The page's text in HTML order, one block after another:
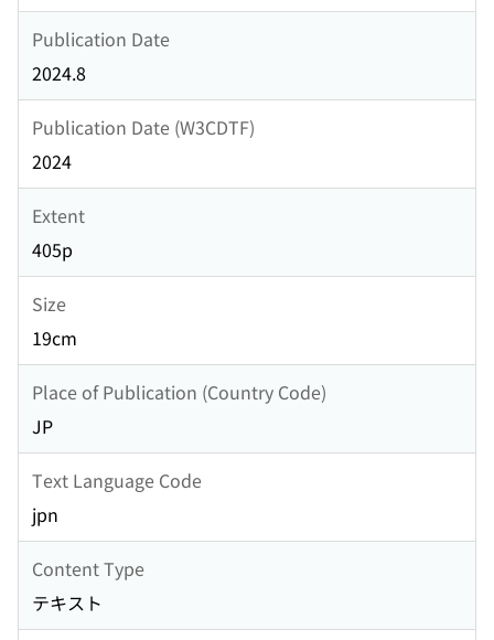
Publication Date
2024.8
Publication Date (W3CDTF)
2024
Extent
405p
Size
19cm
Place of Publication (Country Code)
JP
Text Language Code
jpn
Content Type
テキスト